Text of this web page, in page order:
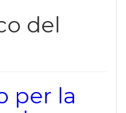
del
per la